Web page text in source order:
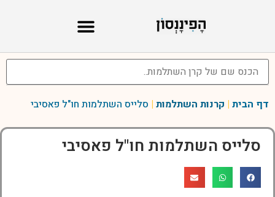
דף הבית | קרנות השתלמות | סלייס השתלמות חו"ל פאסיבי
סלייס השתלמות חו"ל פאסיבי